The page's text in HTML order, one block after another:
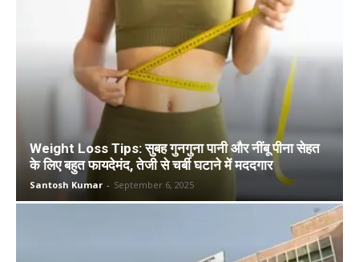
Weight Loss Tips: सुबह गुनगुना पानी और नींबू पीना सेहत
के लिए बहुत फायदेमंद, तेजी से चर्बी घटाने में मददगार
Santosh Kumar - September 6, 2025